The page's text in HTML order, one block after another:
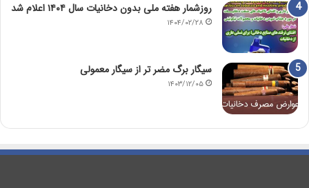
روزشمار هفته ملی بدون دخانیات سال ۱۴۰۴ اعلام شد
۱۴۰۴/۰۲/۲۸
سیگار برگ مضر تر از سیگار معمولی
۱۴۰۳/۱۲/۰۵